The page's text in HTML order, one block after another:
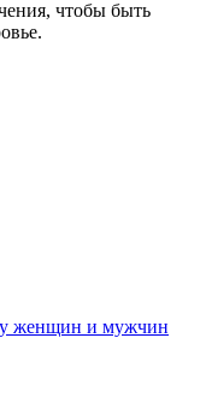
чтобы быть
женщин и мужчин